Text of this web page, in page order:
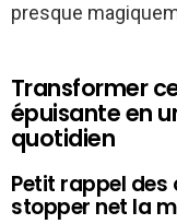
presque
Transformer
épuisante en
quotidien
Petit rappel
stopper net la